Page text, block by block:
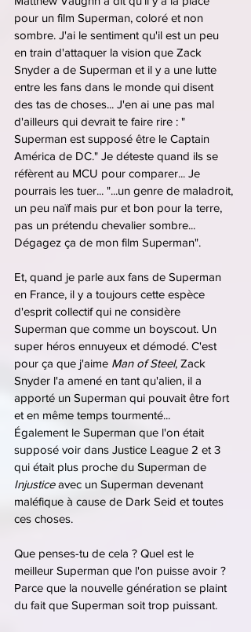
pour un film Superman, coloré et non
sombre. J'ai le sentiment qu'il est un peu
en train d'attaquer la vision que Zack
Snyder a de Superman et il y a une lutte
entre les fans dans le monde qui disent
des tas de choses... J'en ai une pas mal
d'ailleurs qui devrait te faire rire : "
Superman est supposé être le Captain
América de DC." Je déteste quand ils se
réfèrent au MCU pour comparer... Je
pourrais les tuer... "...un genre de maladroit,
un peu naïf mais pur et bon pour la terre,
pas un prétendu chevalier sombre...
Dégagez ça de mon film Superman".
Et, quand je parle aux fans de Superman
en France, il y a toujours cette espèce
d'esprit collectif qui ne considère
Superman que comme un boyscout. Un
super héros ennuyeux et démodé. C'est
pour ça que j'aime Man of Steel, Zack
Snyder l'a amené en tant qu'alien, il a
apporté un Superman qui pouvait être fort
et en même temps tourmenté...
Également le Superman que l'on était
supposé voir dans Justice League 2 et 3
qui était plus proche du Superman de
Injustice avec un Superman devenant
maléfique à cause de Dark Seid et toutes
ces choses.
Que penses-tu de cela ? Quel est le
meilleur Superman que l'on puisse avoir ?
Parce que la nouvelle génération se plaint
du fait que Superman soit trop puissant.